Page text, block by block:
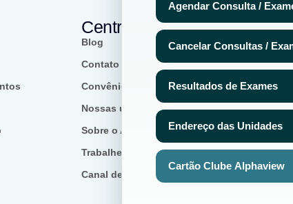
Centro Médico
Blog
Contato
Convênios
Nossas unidades
Sobre o Alphaview
Trabalhe conosco
Canal de ética e denuncias
SAC
Agendar Consulta /
Cancelar Consultas /
Resultados de Exames
Endereço das Unidades
Cartão Clube Alphaview